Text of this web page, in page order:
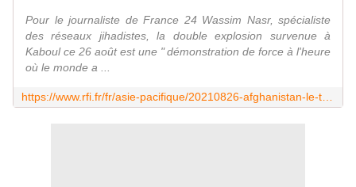
Pour le journaliste de France 24 Wassim Nasr, spécialiste
des réseaux jihadistes, la double explosion survenue à
Kaboul ce 26 août est une " démonstration de force à l'heure
où le monde a ...